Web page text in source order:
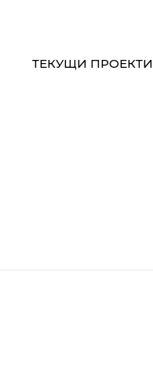
ТЕКУЩИ ПРОЕКТИ